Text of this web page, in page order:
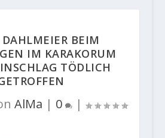
DAHLMEIER BEIM
IM KARAKORUM
TÖDLICH
AlMa | 0 |